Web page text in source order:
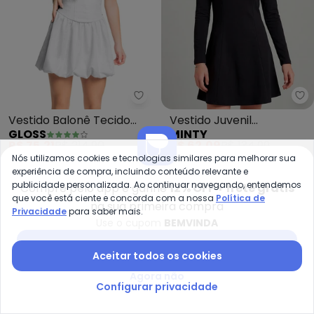
Gloss - Vestido Balonê Tecido
Vestido Balonê Tecido
Brilho (Branco)
GLOSS
R$ 75,21R$ 214,90
ou2xdeR$ 37,60semjuros
Vestido Juvenil
Molecotton Curto
(Preto)
MINTY
R$ 62,09R$ 134,99
ou2xde R$ 31,04semjuros
-67% -65%
Compre pelo app e ganhe12% OFF + frete grátis
na sua primeira compra
Nós utilizamos cookies e tecnologias similares para melhorar sua
experiência de compra, incluindo conteúdo relevante e
publicidade personalizada. Ao continuar navegando, entendemos
que você está ciente e concorda com a nossa Política de
Privacidadepara saber mais.
Aceitar todos os cookies
Configurar privacidade